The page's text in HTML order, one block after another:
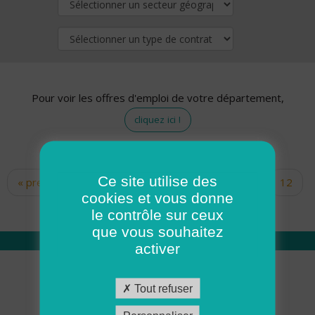
Pour voir les offres d'emploi de votre département,
cliquez ici !
Pages
« premier ‹ précédent … 10
12
14 15 16 17
Qui sommes nous
Académie ADMR
Ce site utilise des
cookies et vous donne
le contrôle sur ceux
que vous souhaitez
activer
Tout refuser